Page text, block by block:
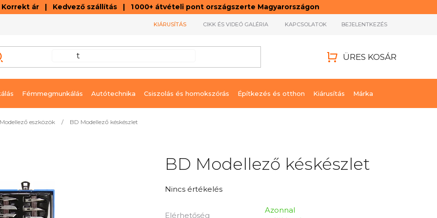
ár | Kedvező szállítás | 1 000+ átvételi pont országszerte Magyarországon
KIÁRUSÍTÁS CIKK ÉS VIDEÓ GALÉRIA KAPCSOLATOK BEJELENTKEZÉS
ÜRES KOSÁR
Fémmegmunkálás Autótechnika Csiszolás és homokszórás Építkezés és otthon Kiárusítás Márka
Modellező eszközök / BD Modellező késkészlet
BD Modellező késkészlet
A
átlagos
Nincs értékelés
Elérhetőség
Azonnal